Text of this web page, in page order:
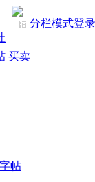
分栏模式登录
买卖
帖